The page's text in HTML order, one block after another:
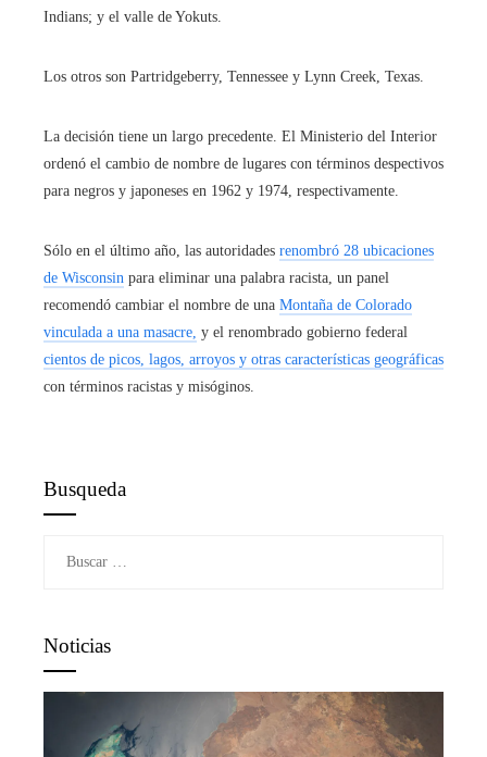
Indians; y el valle de Yokuts.
Los otros son Partridgeberry, Tennessee y Lynn Creek, Texas.
La decisión tiene un largo precedente. El Ministerio del Interior
ordenó el cambio de nombre de lugares con términos despectivos
para negros y japoneses en 1962 y 1974, respectivamente.
Sólo en el último año, las autoridades renombró 28 ubicaciones
de Wisconsin para eliminar una palabra racista, un panel
recomendó cambiar el nombre de una Montaña de Colorado
vinculada a una masacre, y el renombrado gobierno federal
cientos de picos, lagos, arroyos y otras características geográficas
con términos racistas y misóginos.
Busqueda
Noticias